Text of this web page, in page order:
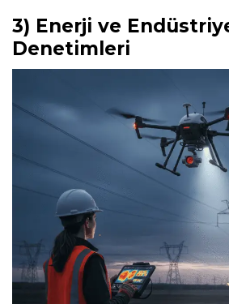
3) Enerji ve
Denetimleri